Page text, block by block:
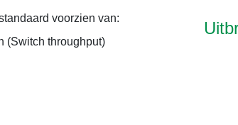
voorzien van:
(Switch throughput)